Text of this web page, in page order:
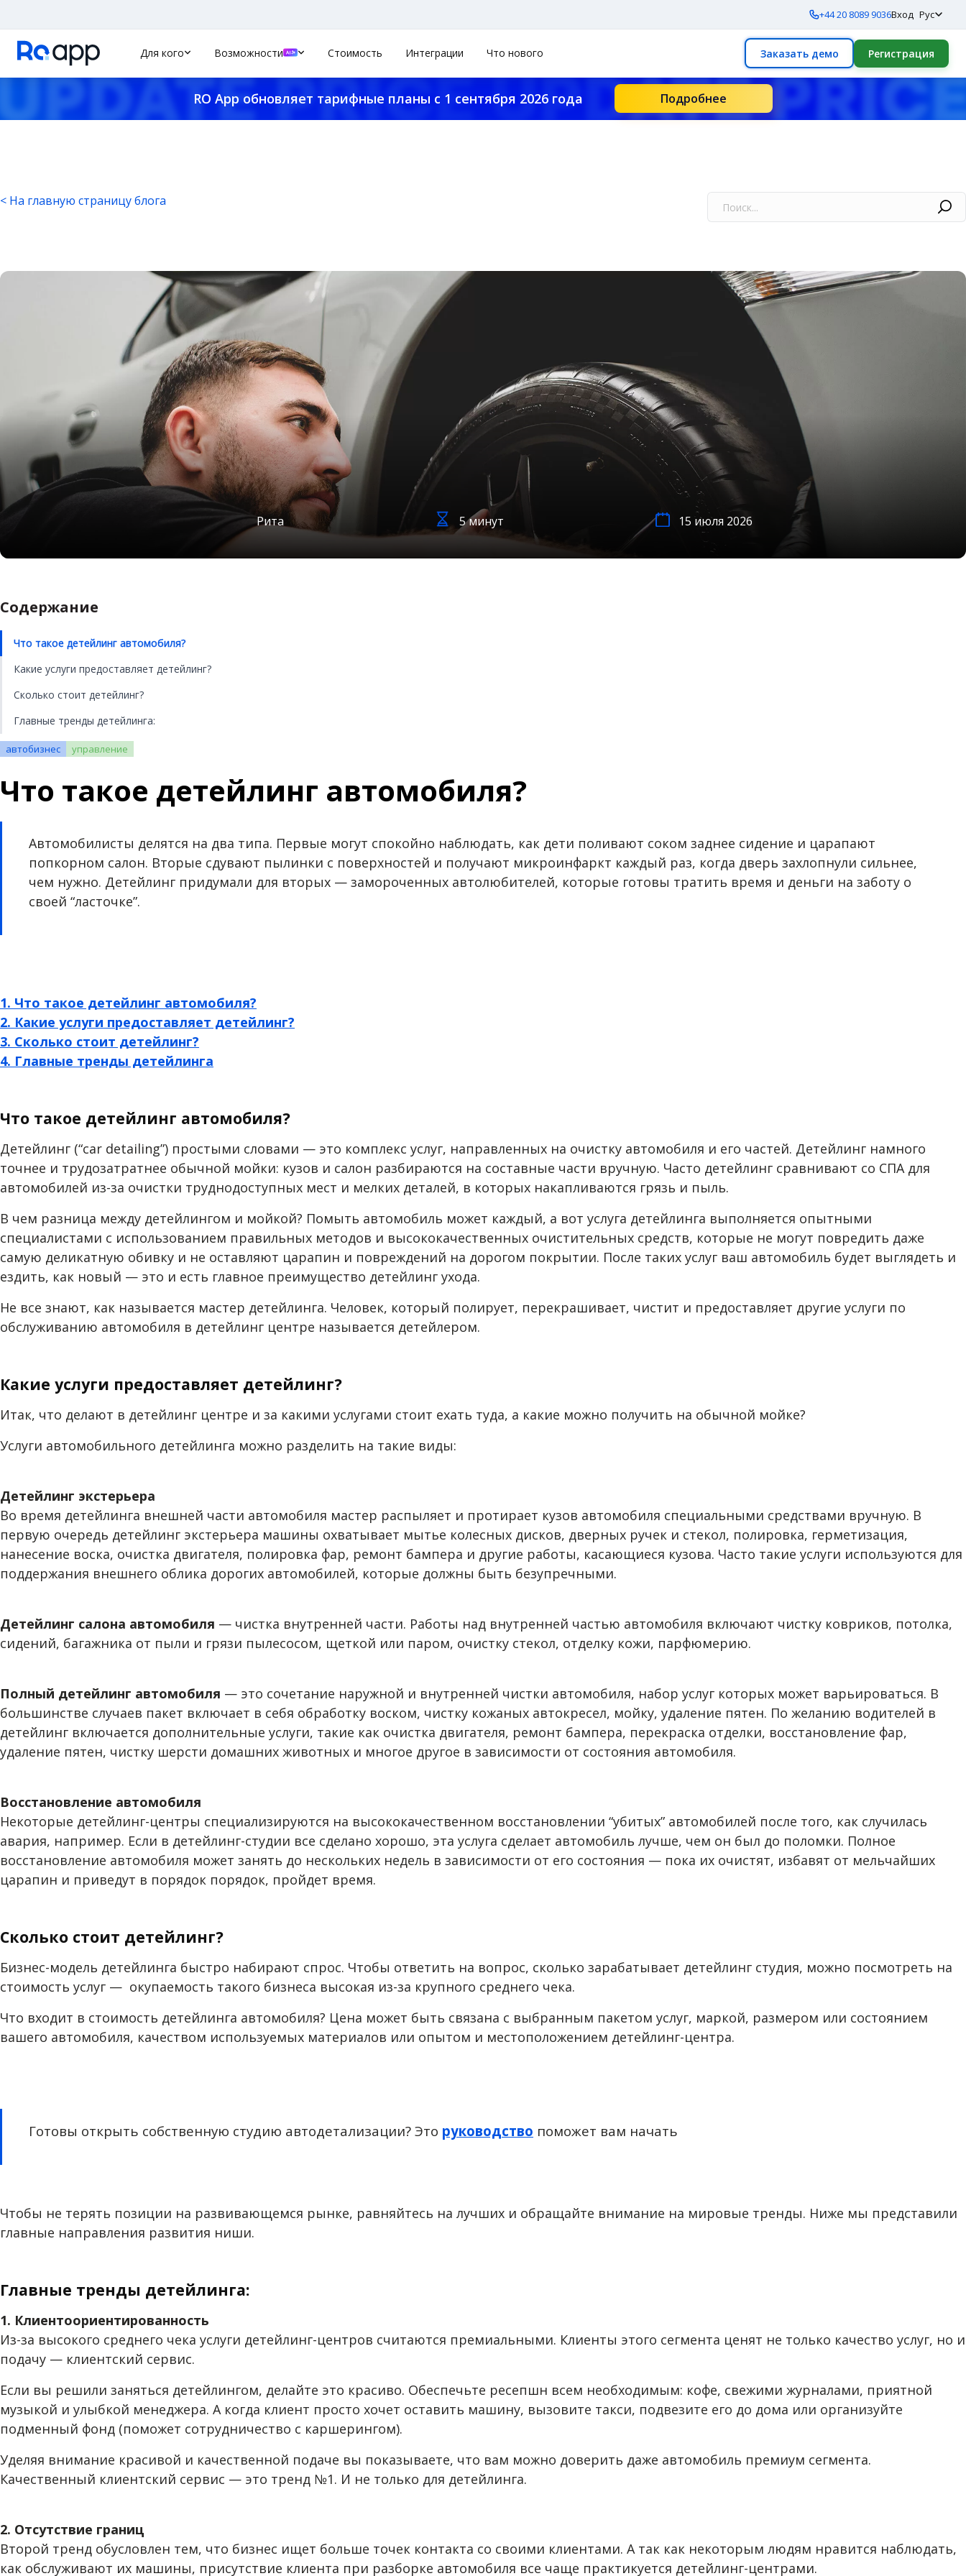
+44 20 8089 9036Вход Рус
Для кого Возможности Стоимость Интеграции Что нового Заказать демо Регистрация
RO App обновляет тарифные планы с 1 сентября 2026 года Подробнее
< На главную страницу блога
Рита 5 минут 15 июля 2026
Содержание
Что такое детейлинг автомобиля?
Какие услуги предоставляет детейлинг?
Сколько стоит детейлинг?
Главные тренды детейлинга:
автобизнес управление
Что такое детейлинг автомобиля?
Автомобилисты делятся на два типа. Первые могут спокойно наблюдать, как дети поливают соком заднее сидение и царапают
попкорном салон. Вторые сдувают пылинки с поверхностей и получают микроинфаркт каждый раз, когда дверь захлопнули сильнее,
чем нужно. Детейлинг придумали для вторых — замороченных автолюбителей, которые готовы тратить время и деньги на заботу о
своей “ласточке”.
1. Что такое детейлинг автомобиля?
2. Какие услуги предоставляет детейлинг?
3. Сколько стоит детейлинг?
4. Главные тренды детейлинга
Что такое детейлинг автомобиля?
Детейлинг (“car detailing”) простыми словами — это комплекс услуг, направленных на очистку автомобиля и его частей. Детейлинг намного
точнее и трудозатратнее обычной мойки: кузов и салон разбираются на составные части вручную. Часто детейлинг сравнивают со СПА для
автомобилей из-за очистки труднодоступных мест и мелких деталей, в которых накапливаются грязь и пыль.
В чем разница между детейлингом и мойкой? Помыть автомобиль может каждый, а вот услуга детейлинга выполняется опытными
специалистами с использованием правильных методов и высококачественных очистительных средств, которые не могут повредить даже
самую деликатную обивку и не оставляют царапин и повреждений на дорогом покрытии. После таких услуг ваш автомобиль будет выглядеть и
ездить, как новый — это и есть главное преимущество детейлинг ухода.
Не все знают, как называется мастер детейлинга. Человек, который полирует, перекрашивает, чистит и предоставляет другие услуги по
обслуживанию автомобиля в детейлинг центре называется детейлером.
Какие услуги предоставляет детейлинг?
Итак, что делают в детейлинг центре и за какими услугами стоит ехать туда, а какие можно получить на обычной мойке?
Услуги автомобильного детейлинга можно разделить на такие виды:
Детейлинг экстерьера
Во время детейлинга внешней части автомобиля мастер распыляет и протирает кузов автомобиля специальными средствами вручную. В
первую очередь детейлинг экстерьера машины охватывает мытье колесных дисков, дверных ручек и стекол, полировка, герметизация,
нанесение воска, очистка двигателя, полировка фар, ремонт бампера и другие работы, касающиеся кузова. Часто такие услуги используются для
поддержания внешнего облика дорогих автомобилей, которые должны быть безупречными.
Детейлинг салона автомобиля — чистка внутренней части. Работы над внутренней частью автомобиля включают чистку ковриков, потолка,
сидений, багажника от пыли и грязи пылесосом, щеткой или паром, очистку стекол, отделку кожи, парфюмерию.
Полный детейлинг автомобиля — это сочетание наружной и внутренней чистки автомобиля, набор услуг которых может варьироваться. В
большинстве случаев пакет включает в себя обработку воском, чистку кожаных автокресел, мойку, удаление пятен. По желанию водителей в
детейлинг включается дополнительные услуги, такие как очистка двигателя, ремонт бампера, перекраска отделки, восстановление фар,
удаление пятен, чистку шерсти домашних животных и многое другое в зависимости от состояния автомобиля.
Восстановление автомобиля
Некоторые детейлинг-центры специализируются на высококачественном восстановлении “убитых” автомобилей после того, как случилась
авария, например. Если в детейлинг-студии все сделано хорошо, эта услуга сделает автомобиль лучше, чем он был до поломки. Полное
восстановление автомобиля может занять до нескольких недель в зависимости от его состояния — пока их очистят, избавят от мельчайших
царапин и приведут в порядок порядок, пройдет время.
Сколько стоит детейлинг?
Бизнес-модель детейлинга быстро набирают спрос. Чтобы ответить на вопрос, сколько зарабатывает детейлинг студия, можно посмотреть на
стоимость услуг — окупаемость такого бизнеса высокая из-за крупного среднего чека.
Что входит в стоимость детейлинга автомобиля? Цена может быть связана с выбранным пакетом услуг, маркой, размером или состоянием
вашего автомобиля, качеством используемых материалов или опытом и местоположением детейлинг-центра.
Готовы открыть собственную студию автодетализации? Это руководство поможет вам начать
Чтобы не терять позиции на развивающемся рынке, равняйтесь на лучших и обращайте внимание на мировые тренды. Ниже мы представили
главные направления развития ниши.
Главные тренды детейлинга:
1. Клиентоориентированность
Из-за высокого среднего чека услуги детейлинг-центров считаются премиальными. Клиенты этого сегмента ценят не только качество услуг, но и
подачу — клиентский сервис.
Если вы решили заняться детейлингом, делайте это красиво. Обеспечьте ресепшн всем необходимым: кофе, свежими журналами, приятной
музыкой и улыбкой менеджера. А когда клиент просто хочет оставить машину, вызовите такси, подвезите его до дома или организуйте
подменный фонд (поможет сотрудничество с каршерингом).
Уделяя внимание красивой и качественной подаче вы показываете, что вам можно доверить даже автомобиль премиум сегмента.
Качественный клиентский сервис — это тренд №1. И не только для детейлинга.
2. Отсутствие границ
Второй тренд обусловлен тем, что бизнес ищет больше точек контакта со своими клиентами. А так как некоторым людям нравится наблюдать,
как обслуживают их машины, присутствие клиента при разборке автомобиля все чаще практикуется детейлинг-центрами.